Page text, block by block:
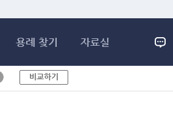
용례 찾기 자료실
비교하기